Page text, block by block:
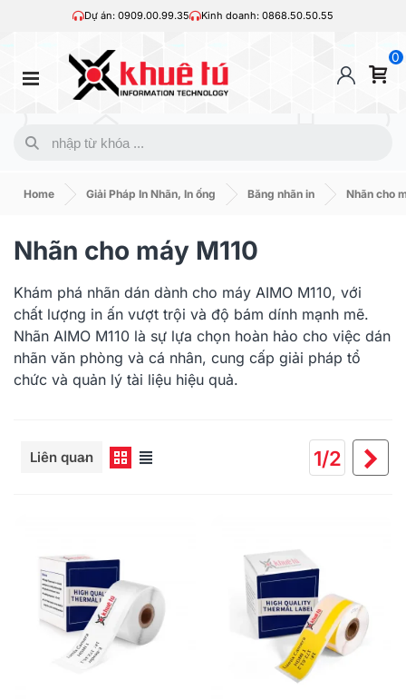
Dự án: 0909.00.99.35 Kinh doanh: 0868.50.50.55
0
Home Giải Pháp In Nhãn, In ống Băng nhãn in Nhãn cho
Nhãn cho máy M110
Khám phá nhãn dán dành cho máy AIMO M110, với
chất lượng in ấn vượt trội và độ bám dính mạnh mẽ.
Nhãn AIMO M110 là sự lựa chọn hoàn hảo cho việc dán
nhãn văn phòng và cá nhân, cung cấp giải pháp tổ
chức và quản lý tài liệu hiệu quả.
Liên quan 1/2